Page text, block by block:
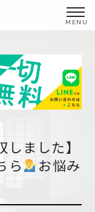
ました】
ら
お悩み